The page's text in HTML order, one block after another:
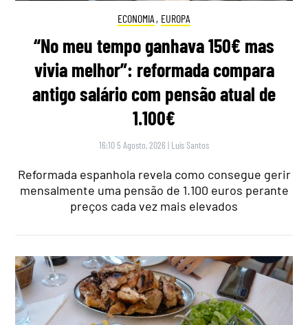
ECONOMIA , EUROPA
“No meu tempo ganhava 150€ mas
vivia melhor”: reformada compara
antigo salário com pensão atual de
1.100€
16:10 5 Agosto, 2026 | Luís Santos
Reformada espanhola revela como consegue gerir
mensalmente uma pensão de 1.100 euros perante
preços cada vez mais elevados